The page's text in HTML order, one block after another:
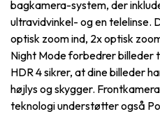
bagkamera-system, der
ultravidvinkel- og en telelinse.
optisk zoom ind, 2x optisk
Night Mode forbedrer billeder
HDR 4 sikrer, at dine billeder
højlys og skygger.
teknologi understøtter også